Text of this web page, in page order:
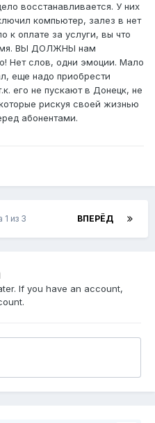
восстанавливается. У них
компьютер, залез в нет
к оплате за услуги, вы что
ВЫ ДОЛЖНЫ нам
Нет слов, одни эмоции. Мало
еще надо приобрести
его не пускают в Донецк, не
рискуя своей жизнью
абонентами.
ВПЕРЁД
1 из 3
If you have an account,